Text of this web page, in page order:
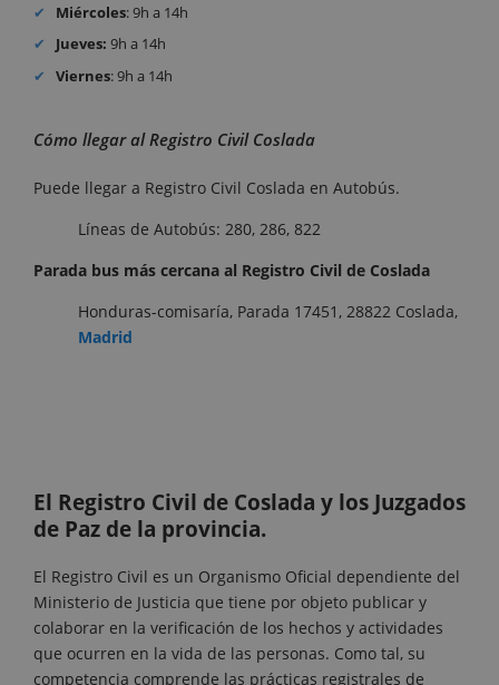
Miércoles: 9h a 14h
Jueves: 9h a 14h
Viernes: 9h a 14h
Cómo llegar al Registro Civil Coslada
Puede llegar a Registro Civil Coslada en Autobús.
Líneas de Autobús: 280, 286, 822
Parada bus más cercana al Registro Civil de Coslada
Honduras-comisaría, Parada 17451, 28822 Coslada,
Madrid
El Registro Civil de Coslada y los Juzgados
de Paz de la provincia.
El Registro Civil es un Organismo Oficial dependiente del
Ministerio de Justicia que tiene por objeto publicar y
colaborar en la verificación de los hechos y actividades
que ocurren en la vida de las personas. Como tal, su
competencia comprende las prácticas registrales de